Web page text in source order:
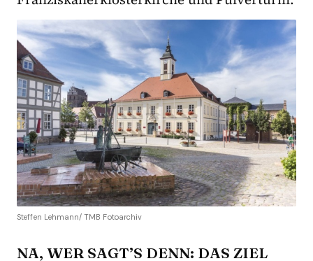
Steffen Lehmann/ TMB Fotoarchiv
NA, WER SAGT’S DENN: DAS ZIEL